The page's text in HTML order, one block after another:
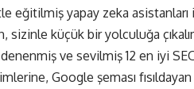
eğitilmiş yapay zeka asistanları
sizinle küçük bir yolculuğa
ve sevilmiş 12 en iyi
Google şeması